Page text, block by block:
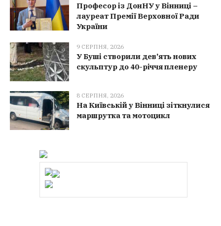
Професор із ДонНУ у Вінниці –
лауреат Премії Верховної Ради
України
9 СЕРПНЯ, 2026
У Буші створили дев’ять нових
скульптур до 40-річчя пленеру
8 СЕРПНЯ, 2026
На Київській у Вінниці зіткнулися
маршрутка та мотоцикл